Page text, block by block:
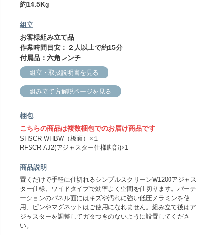
約14.5Kg
組立
お客様組み立て品
作業時間目安：２人以上で約15分
付属品：六角レンチ
組立・取扱説明書を見る
組み立て方解説ページを見る
梱包
こちらの商品は複数梱包でのお届け商品です
SHSCR-WHBW（板面）×１
RFSCR-AJ2(アジャスター仕様脚部)×1
商品説明
置くだけで手軽に仕切れるシンプルスクリーンW1200アジャス
ター仕様。ワイドタイプで効率よく空間を仕切ります。パーテ
ーションのパネル面にはキズや汚れに強い低圧メラミンを使
用、ピンやマグネットはご使用になれません。組み立て後はア
ジャスターを調整してガタつきのないように設置してくださ
い。